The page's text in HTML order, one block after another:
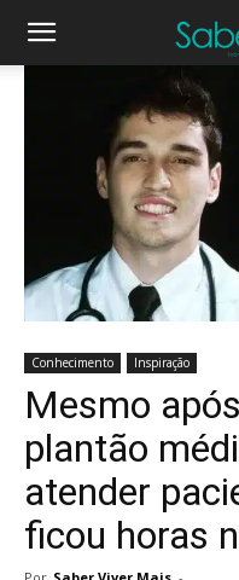
Conhecimento Inspiração
Mesmo
plantão
atender
ficou horas